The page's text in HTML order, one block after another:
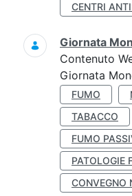
CENTRI
Giornata
Contenuto
Giornata
FUMO
TABACCO
FUMO
PATOLOGIE
CONVEGNO